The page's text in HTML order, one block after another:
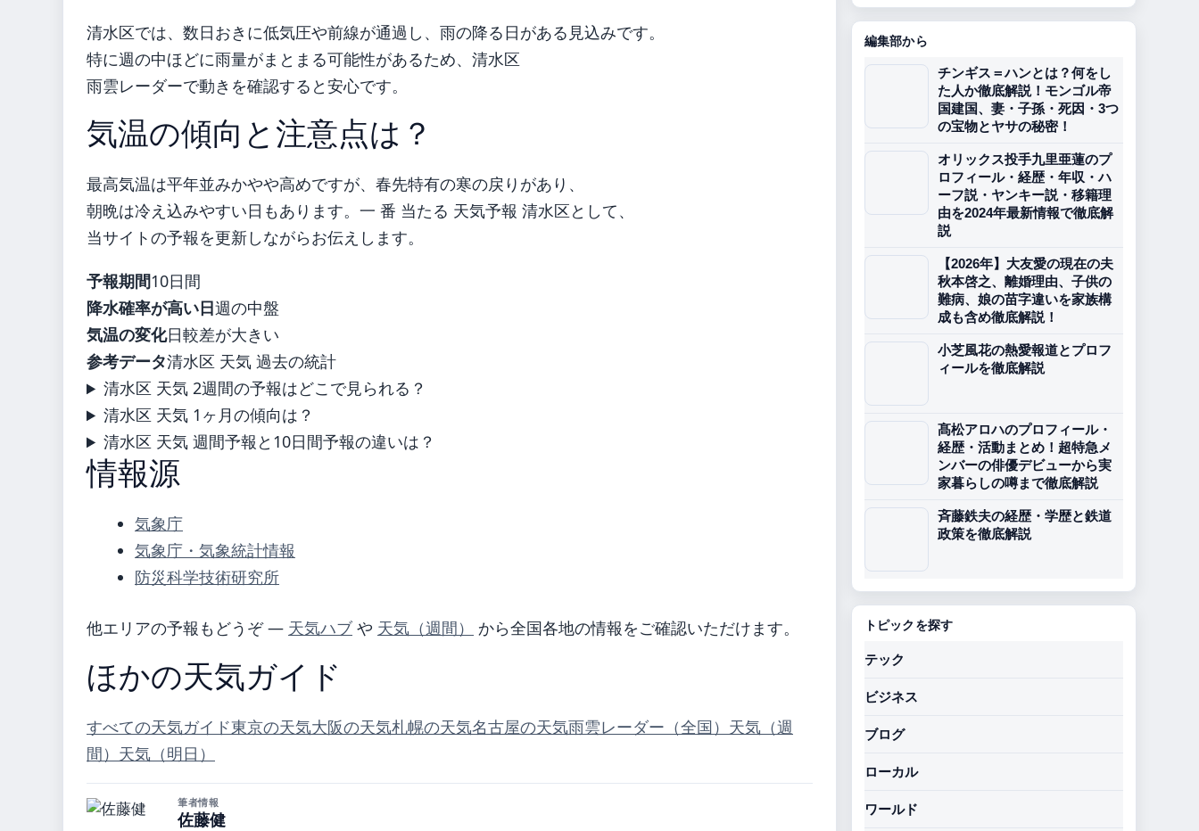
清水区では、数日おきに低気圧や前線が通過し、雨の降る日がある見込みです。
特に週の中ほどに雨量がまとまる可能性があるため、清水区
雨雲レーダーで動きを確認すると安心です。
気温の傾向と注意点は？
最高気温は平年並みかやや高めですが、春先特有の寒の戻りがあり、
朝晩は冷え込みやすい日もあります。一 番 当たる 天気予報 清水区として、
当サイトの予報を更新しながらお伝えします。
予報期間10日間
降水確率が高い日週の中盤
気温の変化日較差が大きい
参考データ清水区 天気 過去の統計
清水区 天気 2週間の予報はどこで見られる？
清水区 天気 1ヶ月の傾向は？
清水区 天気 週間予報と10日間予報の違いは？
情報源
気象庁
気象庁・気象統計情報
防災科学技術研究所
他エリアの予報もどうぞ — 天気ハブや 天気（週間） から全国各地の情報をご確認いただけます。
ほかの天気ガイド
すべての天気ガイド東京の天気大阪の天気札幌の天気名古屋の天気雨雲レーダー（全国） 天気（週
間） 天気（明日）
筆者情報
佐藤健
編集部から
チンギス＝ハンとは？何をし
た人か徹底解説！モンゴル帝
国建国、妻・子孫・死因・3つ
の宝物とヤサの秘密！
オリックス投手九里亜蓮のプ
ロフィール・経歴・年収・ハ
ーフ説・ヤンキー説・移籍理
由を2024年最新情報で徹底解
説
【2026年】大友愛の現在の夫
秋本啓之、離婚理由、子供の
難病、娘の苗字違いを家族構
成も含め徹底解説！
小芝風花の熱愛報道とプロフ
ィールを徹底解説
髙松アロハのプロフィール・
経歴・活動まとめ！超特急メ
ンバーの俳優デビューから実
家暮らしの噂まで徹底解説
斉藤鉄夫の経歴・学歴と鉄道
政策を徹底解説
トピックを探す
テック
ビジネス
ブログ
ローカル
ワールド